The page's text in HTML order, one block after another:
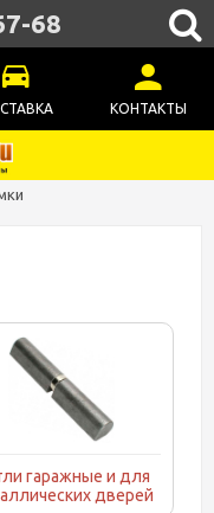
КОНТАКТЫ
68
гаражные и для
дверей